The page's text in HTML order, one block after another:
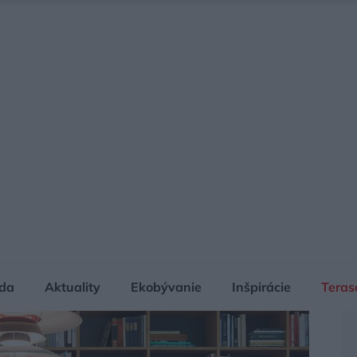
Aktuality Ekobývanie Inšpirácie